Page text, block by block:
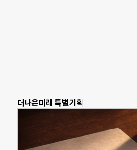
더나은미래 특별기획